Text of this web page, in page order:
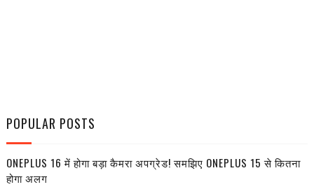
POPULAR POSTS
ONEPLUS 16 में होगा बड़ा कैमरा अपग्रेड! समझिए ONEPLUS 15 से कितना
होगा अलग